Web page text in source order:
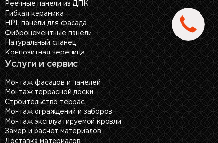
Реечные панели из ДПК
Гибкая керамика
HPL панели для фасада
Фиброцементные панели
Натуральный сланец
Композитная черепица
Услуги и сервис
Монтаж фасадов и панелей
Монтаж террасной доски
Строительство террас
Монтаж ограждений и заборов
Монтаж эксплуатируемой кровли
Замер и расчет материалов
Доставка материалов